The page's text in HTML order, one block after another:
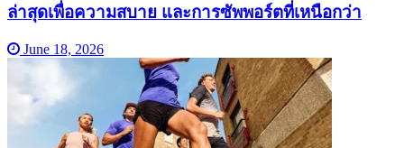
ล่าสุดเพื่อความสบาย และการซัพพอร์ตที่เหนือกว่า
June 18, 2026